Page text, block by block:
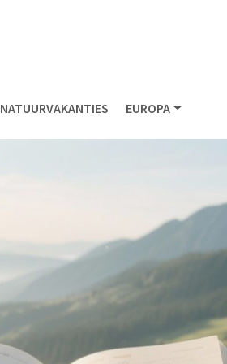
NATUURVAKANTIES EUROPA